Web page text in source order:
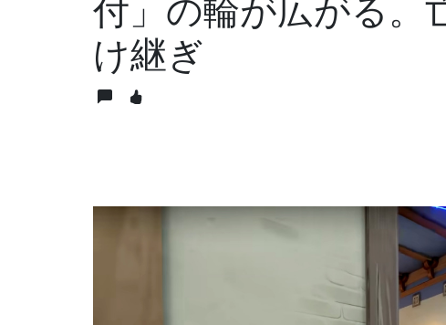
け継ぎ